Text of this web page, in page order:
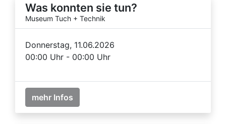
Was konnten sie tun?
Museum Tuch + Technik
Donnerstag, 11.06.2026
00:00 Uhr - 00:00 Uhr
mehr Infos